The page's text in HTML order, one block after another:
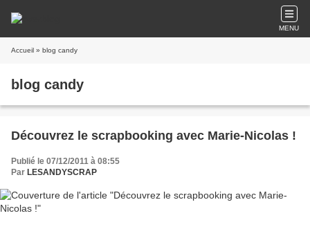
MENU
Accueil » blog candy
blog candy
Découvrez le scrapbooking avec Marie-Nicolas !
Publié le 07/12/2011 à 08:55
Par LESANDYSCRAP